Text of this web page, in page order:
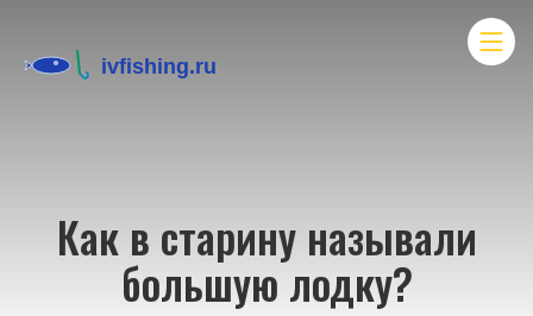
Как в старину называли
большую лодку?